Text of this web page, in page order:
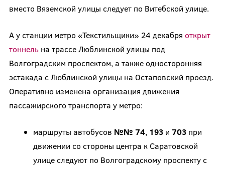
вместо Вяземской улицы следует по Витебской улице.
А у станции метро «Текстильщики» 24 декабря открыт
тоннельна трассе Люблинской улицы под
Волгоградским проспектом, а также односторонняя
эстакада с Люблинской улицы на Остаповский проезд.
Оперативно изменена организация движения
пассажирского транспорта у метро:
маршруты автобусов №№ 74, 193и 703 при
движении со стороны центра к Саратовской
улице следуют по Волгоградскому проспекту с